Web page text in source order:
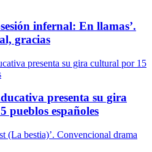
infernal: En llamas’.
gracias
presenta su gira
pueblos españoles